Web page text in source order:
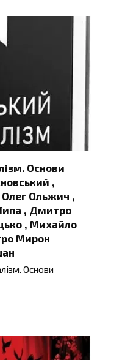
Основи
,
Олег Ольжич ,
, Дмитро
, Михайло
Мирон
Основи